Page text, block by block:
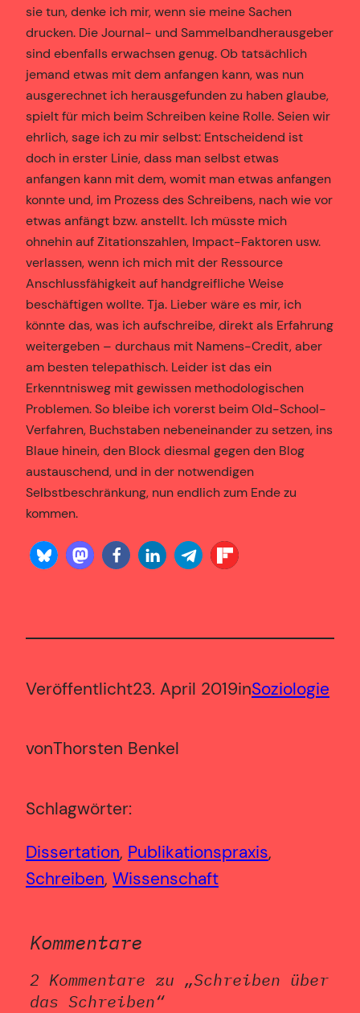
sie tun, denke ich mir, wenn sie meine Sachen
drucken. Die Journal- und Sammelbandherausgeber
sind ebenfalls erwachsen genug. Ob tatsächlich
jemand etwas mit dem anfangen kann, was nun
ausgerechnet ich herausgefunden zu haben glaube,
spielt für mich beim Schreiben keine Rolle. Seien wir
ehrlich, sage ich zu mir selbst: Entscheidend ist
doch in erster Linie, dass man selbst etwas
anfangen kann mit dem, womit man etwas anfangen
konnte und, im Prozess des Schreibens, nach wie vor
etwas anfängt bzw. anstellt. Ich müsste mich
ohnehin auf Zitationszahlen, Impact-Faktoren usw.
verlassen, wenn ich mich mit der Ressource
Anschlussfähigkeit auf handgreifliche Weise
beschäftigen wollte. Tja. Lieber wäre es mir, ich
könnte das, was ich aufschreibe, direkt als Erfahrung
weitergeben – durchaus mit Namens-Credit, aber
am besten telepathisch. Leider ist das ein
Erkenntnisweg mit gewissen methodologischen
Problemen. So bleibe ich vorerst beim Old-School-
Verfahren, Buchstaben nebeneinander zu setzen, ins
Blaue hinein, den Block diesmal gegen den Blog
austauschend, und in der notwendigen
Selbstbeschränkung, nun endlich zum Ende zu
kommen.
Veröffentlicht23. April 2019inSoziologie
vonThorsten Benkel
Schlagwörter:
Dissertation, Publikationspraxis
Schreiben, Wissenschaft
Kommentare
2 Kommentare zu „Schreiben über
das Schreiben“